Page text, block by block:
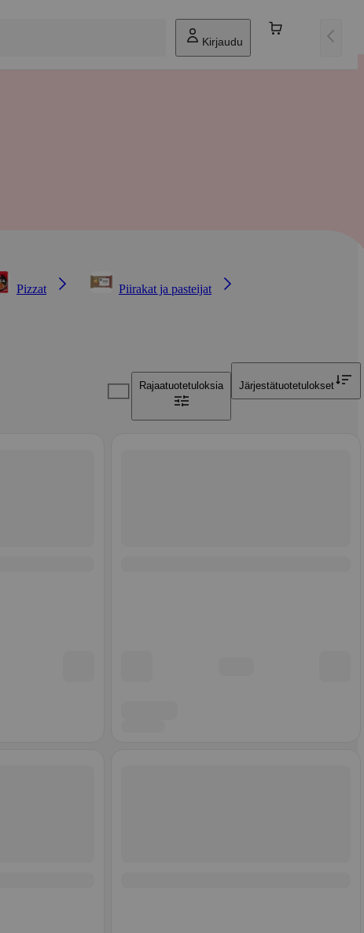
Kirjaudu
Pizzat
Piirakat ja pasteijat
Rajaatuotetuloksia Järjestätuotetulokset